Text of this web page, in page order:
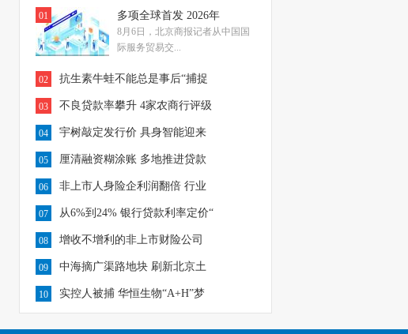
01 多项全球首发 2026年
8月6日，北京商报记者从中国国
际服务贸易交...
02 抗生素牛蛙不能总是事后“捕捉
03 不良贷款率攀升 4家农商行评级
04 宇树敲定发行价 具身智能迎来
05 厘清融资糊涂账 多地推进贷款
06 非上市人身险企利润翻倍 行业
07 从6%到24% 银行贷款利率定价“
08 增收不增利的非上市财险公司
09 中海摘广渠路地块 刷新北京土
10 实控人被捕 华恒生物“A+H”梦